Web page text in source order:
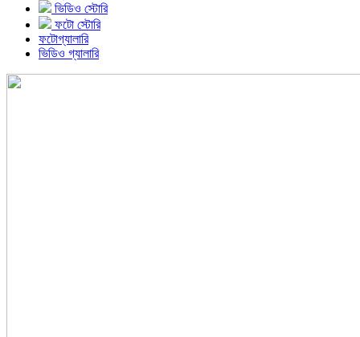
ভিডিও স্টোরি
ফটো স্টোরি
ফটোগ্যালারি
ভিডিও গ্যালারি